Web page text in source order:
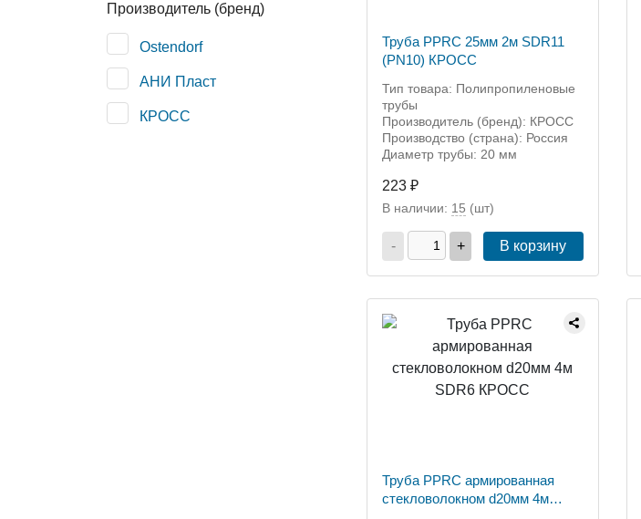
110 мм
Производитель (бренд)
Ostendorf
АНИ Пласт
КРОСС
Труба PPRC 25мм 2м SDR11
(PN10) КРОСС
Тип товара: Полипропиленовые
трубы
Производитель (бренд): КРОСС
Производство (страна): Россия
Диаметр трубы: 20 мм
223 ₽
В наличии: 15 (шт)
- + В корзину
Труба PPRC армированная
стекловолокном d20мм 4м